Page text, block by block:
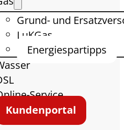
Grund- und
LuKGas
Energiespartipps
Service
Kundenportal